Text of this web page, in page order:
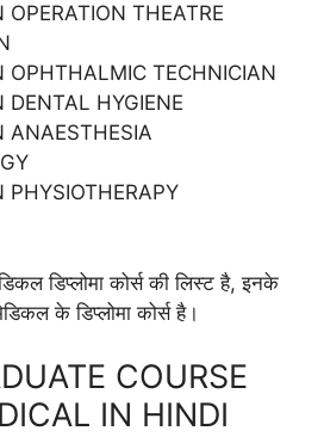
OPERATION THEATRE
OPHTHALMIC TECHNICIAN
DENTAL HYGIENE
ANAESTHESIA
PHYSIOTHERAPY
डिप्लोमा कोर्स की लिस्ट है, इनके
के डिप्लोमा कोर्स है।
COURSE
IN HINDI